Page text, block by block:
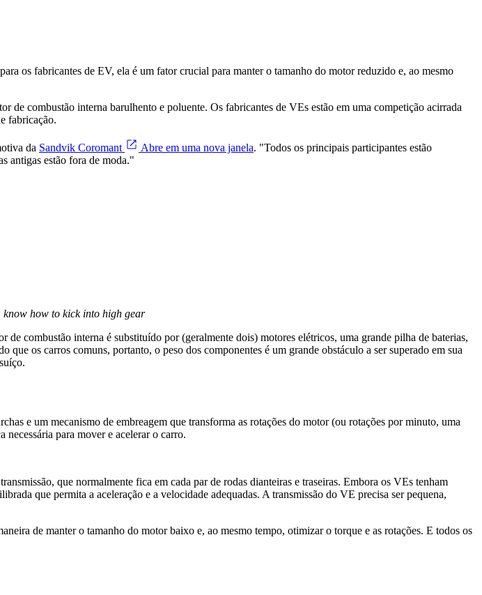
os fabricantes de EV, ela é um fator crucial para manter o tamanho do motor reduzido e, ao mesmo
de combustão interna barulhento e poluente. Os fabricantes de VEs estão em uma competição acirrada
fabricação.
da Sandvik Coromant Abre em uma nova janela. "Todos os principais participantes estão
antigas estão fora de moda."
know how to kick into high gear
combustão interna é substituído por (geralmente dois) motores elétricos, uma grande pilha de baterias,
os carros comuns, portanto, o peso dos componentes é um grande obstáculo a ser superado em sua
e um mecanismo de embreagem que transforma as rotações do motor (ou rotações por minuto, uma
para mover e acelerar o carro.
que normalmente fica em cada par de rodas dianteiras e traseiras. Embora os VEs tenham
que permita a aceleração e a velocidade adequadas. A transmissão do VE precisa ser pequena,
de manter o tamanho do motor baixo e, ao mesmo tempo, otimizar o torque e as rotações. E todos os